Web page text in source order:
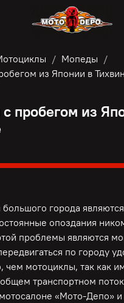
Мопеды
из Японии в
пробегом из
большого города
опоздания
проблемы являются
по городу
чем мотоциклы, так как
общем транспортном
«Мото-Депо»